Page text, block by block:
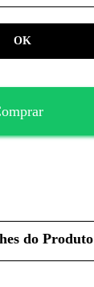
do Produto